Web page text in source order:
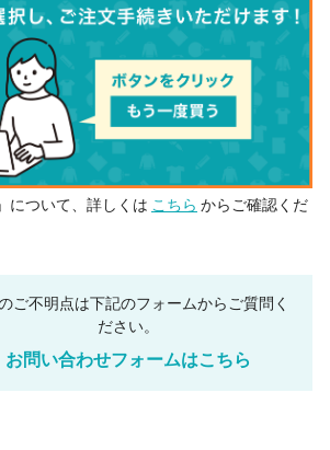
について、詳しくは こちら からご確認くだ
ご不明点は下記のフォームからご質問く
ださい。
お問い合わせフォームはこちら